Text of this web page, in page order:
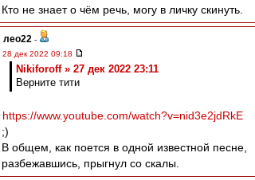
Кто не знает о чём речь, могу в личку скинуть.
лео22 -
28 дек 2022 09:18
Nikiforoff » 27 дек 2022 23:11
Верните тити
https://www.youtube.com/watch?v=nid3e2jdRkE
;)
В общем, как поется в одной известной песне,
разбежавшись, прыгнул со скалы.